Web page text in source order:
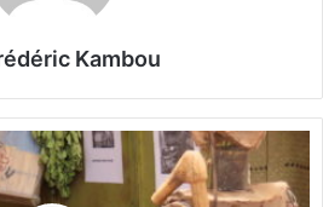
Kambou